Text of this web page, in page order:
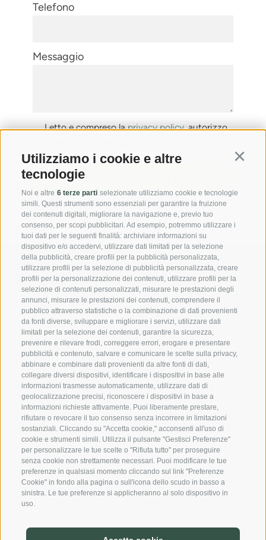
Utilizziamo i cookie e altre
tecnologie
Noi e altre 6 terze parti selezionate utilizziamo cookie e tecnologie
simili. Questi strumenti sono essenziali per garantire la fruizione
dei contenuti digitali, migliorare la navigazione e, previo tuo
consenso, per scopi pubblicitari. Ad esempio, potremmo utilizzare i
tuoi dati per le seguenti finalità: archiviare informazioni su
dispositivo e/o accedervi, utilizzare dati limitati per la selezione
della pubblicità, creare profili per la pubblicità personalizzata,
utilizzare profili per la selezione di pubblicità personalizzata, creare
profili per la personalizzazione dei contenuti, utilizzare profili per la
selezione di contenuti personalizzati, misurare le prestazioni degli
annunci, misurare le prestazioni dei contenuti, comprendere il
pubblico attraverso statistiche o la combinazione di dati provenienti
da fonti diverse, sviluppare e migliorare i servizi, utilizzare dati
limitati per la selezione dei contenuti, garantire la sicurezza,
prevenire e rilevare frodi, correggere errori, erogare e presentare
pubblicità e contenuto, salvare e comunicare le scelte sulla privacy,
abbinare e combinare dati provenienti da altre fonti di dati,
collegare diversi dispositivi, identificare i dispositivi in base alle
informazioni trasmesse automaticamente, utilizzare dati di
geolocalizzazione precisi, riconoscere i dispositivi in base a
informazioni richieste attivamente. Puoi liberamente prestare,
rifiutare o revocare il tuo consenso senza incorrere in limitazioni
sostanziali. Cliccando su "Accetta cookie," acconsenti all'uso di
cookie e strumenti simili. Utilizza il pulsante "Gestisci Preferenze"
per personalizzare le tue scelte o "Rifiuta tutto" per proseguire
senza cookie non strettamente necessari. Puoi modificare le tue
preferenze in qualsiasi momento cliccando sul link "Preferenze
Cookie" in fondo alla pagina o sull'icona dello scudo in basso a
sinistra. Le tue preferenze si applicheranno al solo dispositivo in
uso.
Telefono
Messaggio
Letto e compreso laprivacy policy, autorizzo
*= campi obbligatori
Casa Fellin Stuefer Srl
Città Nuova Nr. 45
I-39049 Vipiteno (BZ)
IT02731040214
Tel.:+39 0472 310 466
info@casafellin.com
Note legali
Cookie Policy
Privacy
Preferenze Cookies